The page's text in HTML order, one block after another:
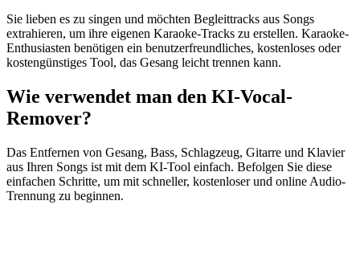
Sie lieben es zu singen und möchten Begleittracks aus Songs
extrahieren, um ihre eigenen Karaoke-Tracks zu erstellen. Karaoke-
Enthusiasten benötigen ein benutzerfreundliches, kostenloses oder
kostengünstiges Tool, das Gesang leicht trennen kann.
Wie verwendet man den KI-Vocal-
Remover?
Das Entfernen von Gesang, Bass, Schlagzeug, Gitarre und Klavier
aus Ihren Songs ist mit dem KI-Tool einfach. Befolgen Sie diese
einfachen Schritte, um mit schneller, kostenloser und online Audio-
Trennung zu beginnen.